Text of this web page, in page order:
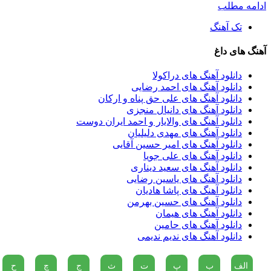
ادامه مطلب
تک آهنگ
آهنگ های داغ
دانلود آهنگ های دراکولا
دانلود آهنگ های احمد رضایی
دانلود آهنگ های علی حق پناه و ارکان
دانلود آهنگ های دانیال منجزی
دانلود آهنگ های والایار و احمد ایران دوست
دانلود آهنگ های مهدی دلیلیان
دانلود آهنگ های امیر حسین آقایی
دانلود آهنگ های علی جویا
دانلود آهنگ های سعید دیناری
دانلود آهنگ های یاسین رضایی
دانلود آهنگ های پاشا هادیان
دانلود آهنگ های حسین بهرمن
دانلود آهنگ های هیمان
دانلود آهنگ های حامین
دانلود آهنگ های ندیم ندیمی
الف ب پ ت ث ج چ ح